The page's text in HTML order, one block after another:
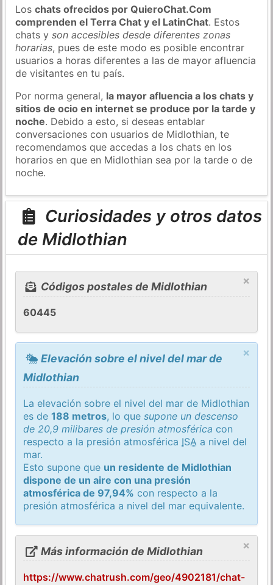
Loschats ofrecidos por QuieroChat.Com
comprenden el Terra Chat y el LatinChat. Estos
chats yson accesibles desde diferentes zonas
horarias, pues de este modo es posible encontrar
usuarios a horas diferentes a las de mayor afluencia
de visitantes en tu país.
Por norma general, la mayor afluencia a los chats y
sitios de ocio en internet se produce por la tarde y
noche. Debido a esto, si deseas entablar
conversaciones con usuarios de Midlothian, te
recomendamos que accedas a los chats en los
horarios en que en Midlothian sea por la tarde o de
noche.
Curiosidades y otros datos
de Midlothian
×
Códigos postales de Midlothian
60445
×
Elevación sobre el nivel del mar de
Midlothian
La elevación sobre el nivel del mar de Midlothian
es de188 metros, lo quesupone un descenso
de 20,9 milibares de presión atmosférica con
respecto a la presión atmosférica ISA a nivel del
mar.
Esto supone que un residente de Midlothian
dispone de un aire con una presión
atmosférica de 97,94% con respecto a la
presión atmosférica a nivel del mar equivalente.
×
Más información de Midlothian
https://www.chatrush.com/geo/4902181/chat-